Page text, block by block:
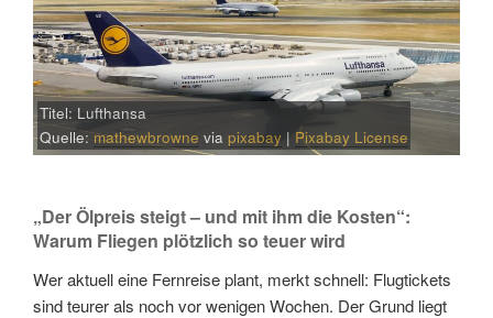
Titel: Lufthansa
Quelle: mathewbrowne viapixabay | Pixabay License
„Der Ölpreis steigt – und mit ihm die Kosten“:
Warum Fliegen plötzlich so teuer wird
Wer aktuell eine Fernreise plant, merkt schnell: Flugtickets
sind teurer als noch vor wenigen Wochen. Der Grund liegt